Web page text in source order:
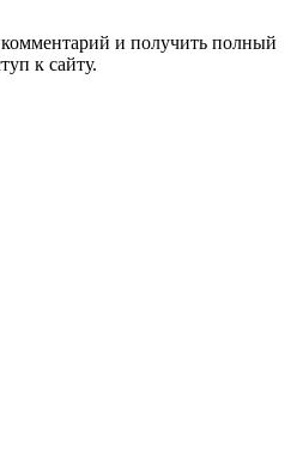
и получить полный
к сайту.